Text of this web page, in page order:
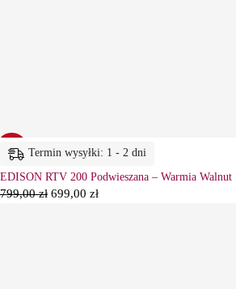
13% Termin wysyłki: 1 - 2 dni
EDISON RTV 200 Podwieszana – Warmia Walnut
799,00zł 699,00 zł